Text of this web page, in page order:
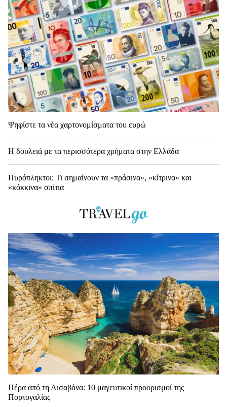
Ψηφίστε τα νέα χαρτονομίσματα του ευρώ
Η δουλειά με τα περισσότερα χρήματα στην Ελλάδα
Πυρόπληκτοι: Τι σημαίνουν τα «πράσινα», «κίτρινα» και
«κόκκινα» σπίτια
Πέρα από τη Λισαβόνα: 10 μαγευτικοί προορισμοί της
Πορτογαλίας